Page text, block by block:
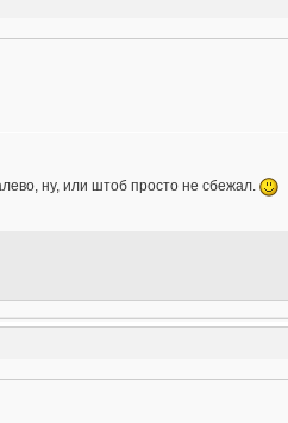
ну, или штоб просто не сбежал.